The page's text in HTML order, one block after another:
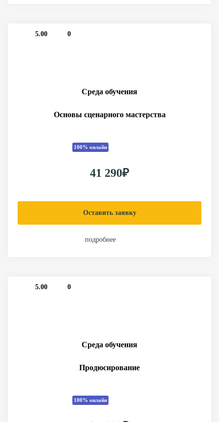
5.00 0
Среда обучения
Основы сценарного мастерства
100% онлайн
41 290₽
Оставить заявку
подробнее
5.00 0
Среда обучения
Продюсирование
100% онлайн